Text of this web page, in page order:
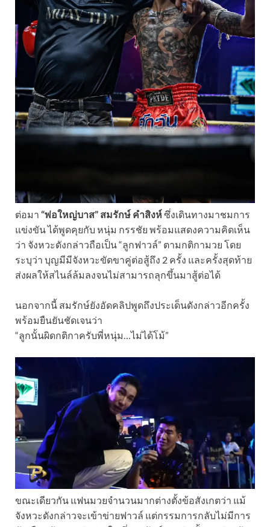
ต่อมา “พ่อใหญ่บาส” สมรักษ์ คำสิงห์ ซึ่งเดินทางมาชมการ
แข่งขัน ได้พูดคุยกับ หนุ่ม กรรชัย พร้อมแสดงความคิดเห็น
ว่า จังหวะดังกล่าวถือเป็น “ลูกฟาวล์” ตามกติกามวย โดย
ระบุว่า บุญมีมีจังหวะขัดขาคู่ต่อสู้ถึง 2 ครั้ง และครั้งสุดท้าย
ส่งผลให้สไนล์ล้มลงจนไม่สามารถลุกขึ้นมาสู้ต่อได้
นอกจากนี้ สมรักษ์ยังอัดคลิปพูดถึงประเด็นดังกล่าวอีกครั้ง
พร้อมยืนยันชัดเจนว่า
“ลูกนั้นผิดกติกาครับพี่หนุ่ม…ไม่ได้โม้”
ขณะเดียวกัน แฟนมวยจำนวนมากต่างตั้งข้อสังเกตว่า แม้
จังหวะดังกล่าวจะเข้าข่ายฟาวล์ แต่กรรมการกลับไม่มีการ